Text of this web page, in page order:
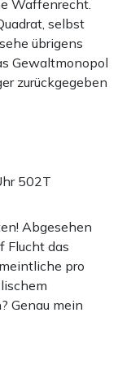
Waffenrecht.
selbst
übrigens
Gewaltmonopol
zurückgegeben
502T
Abgesehen
Flucht das
pro
Genau mein